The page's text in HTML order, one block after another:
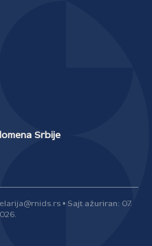
Srbije
• Sajt ažuriran: 07.